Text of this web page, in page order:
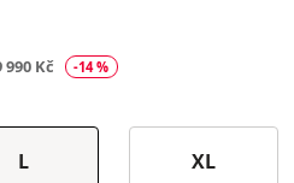
990 Kč -14 %
L XL